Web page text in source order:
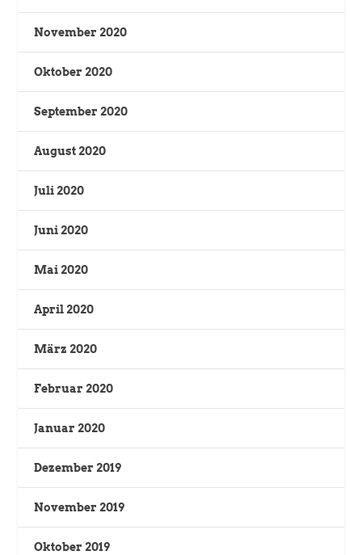
November 2020
Oktober 2020
September 2020
August 2020
Juli 2020
Juni 2020
Mai 2020
April 2020
März 2020
Februar 2020
Januar 2020
Dezember 2019
November 2019
Oktober 2019